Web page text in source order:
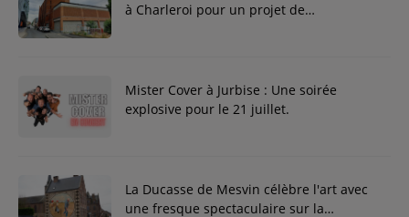
PODCASTS
CONCOURS
Contact
à Charleroi pour un projet de
Mister Cover à Jurbise : Une soirée
explosive pour le 21 juillet.
La Ducasse de Mesvin célèbre l'art avec
une fresque spectaculaire sur la